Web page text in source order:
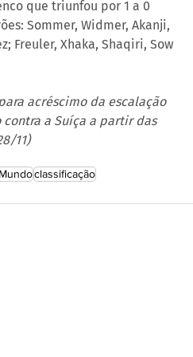
que triunfou por 1 a 0
Sommer, Widmer, Akanji,
Freuler, Xhaka, Shaqiri, Sow
acréscimo da escalação
a Suíça a partir das
11)
classificação